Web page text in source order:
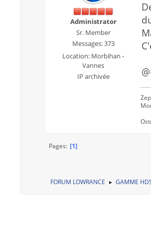
Administrator
Sr. Member
Messages: 373
Location: Morbihan -
Vannes
IP archivée
Pages 1
FORUM LOWRANCE ► GAMME